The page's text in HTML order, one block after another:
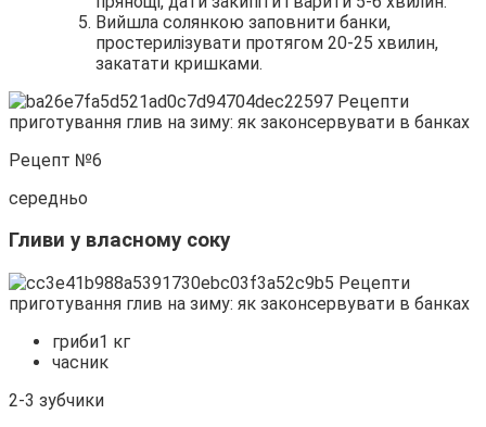
Вийшла солянкою заповнити банки,
простерилізувати протягом 20-25 хвилин,
закатати кришками.
Рецепт №6
середньо
Гливи у власному соку
гриби1 кг
часник
2-3 зубчики